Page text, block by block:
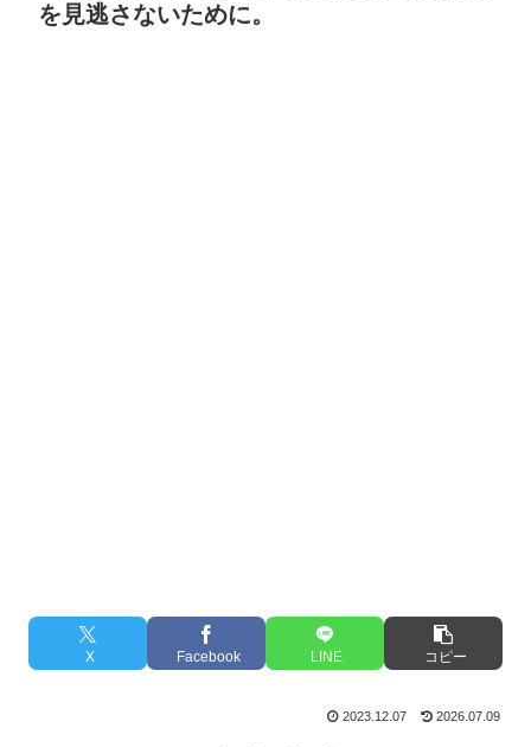
を見逃さないために。
X Facebook LINE コピー
2023.12.07 2026.07.09